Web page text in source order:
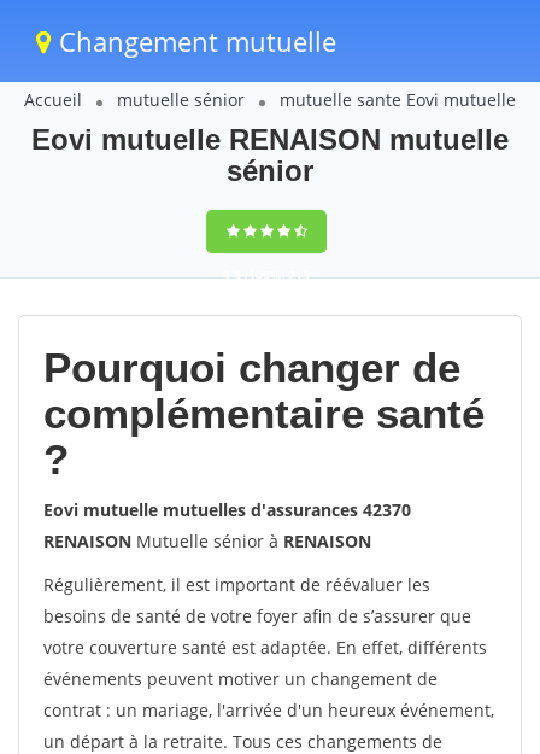
Changement mutuelle
Accueil mutuelle sénior mutuelle sante Eovi mutuelle
Eovi mutuelle RENAISON mutuelle
sénior
9,5(100%)213
votes
Pourquoi changer de
complémentaire santé
?
Eovi mutuelle mutuelles d'assurances 42370
RENAISON Mutuelle sénior à RENAISON
Régulièrement, il est important de réévaluer les
besoins de santé de votre foyer afin de s’assurer que
votre couverture santé est adaptée. En effet, différents
événements peuvent motiver un changement de
contrat : un mariage, l'arrivée d'un heureux événement,
un départ à la retraite. Tous ces changements de